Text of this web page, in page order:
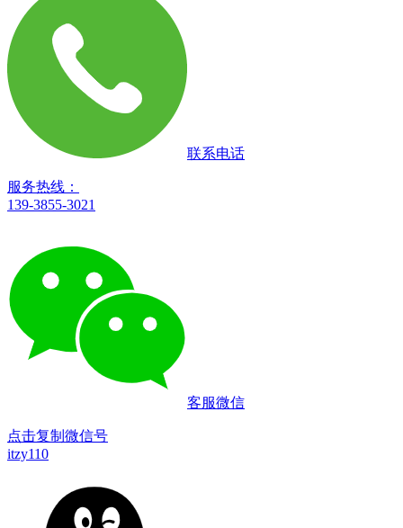
联系电话
服务热线：
139-3855-3021
客服微信
点击复制微信号
itzy110